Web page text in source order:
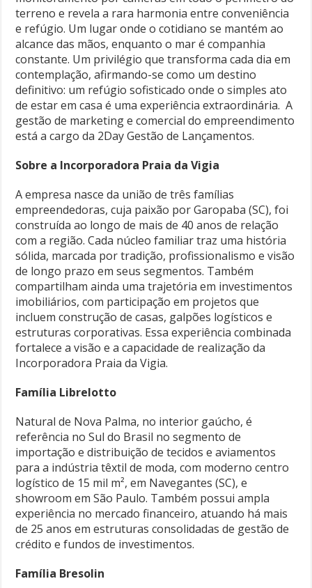
terreno e revela a rara harmonia entre conveniência
e refúgio. Um lugar onde o cotidiano se mantém ao
alcance das mãos, enquanto o mar é companhia
constante. Um privilégio que transforma cada dia em
contemplação, afirmando-se como um destino
definitivo: um refúgio sofisticado onde o simples ato
de estar em casa é uma experiência extraordinária. A
gestão de marketing e comercial do empreendimento
está a cargo da 2Day Gestão de Lançamentos.
Sobre a Incorporadora Praia da Vigia
A empresa nasce da união de três famílias
empreendedoras, cuja paixão por Garopaba (SC), foi
construída ao longo de mais de 40 anos de relação
com a região. Cada núcleo familiar traz uma história
sólida, marcada por tradição, profissionalismo e visão
de longo prazo em seus segmentos. Também
compartilham ainda uma trajetória em investimentos
imobiliários, com participação em projetos que
incluem construção de casas, galpões logísticos e
estruturas corporativas. Essa experiência combinada
fortalece a visão e a capacidade de realização da
Incorporadora Praia da Vigia.
Família Librelotto
Natural de Nova Palma, no interior gaúcho, é
referência no Sul do Brasil no segmento de
importação e distribuição de tecidos e aviamentos
para a indústria têxtil de moda, com moderno centro
logístico de 15 mil m², em Navegantes (SC), e
showroom em São Paulo. Também possui ampla
experiência no mercado financeiro, atuando há mais
de 25 anos em estruturas consolidadas de gestão de
crédito e fundos de investimentos.
Família Bresolin